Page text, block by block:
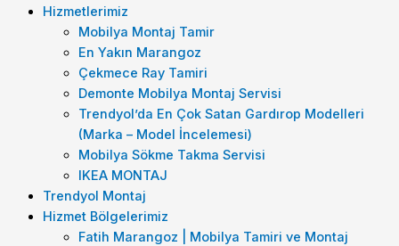
Hizmetlerimiz
Mobilya Montaj Tamir
En Yakın Marangoz
Çekmece Ray Tamiri
Demonte Mobilya Montaj Servisi
Trendyol’da En Çok Satan Gardırop Modelleri
(Marka – Model İncelemesi)
Mobilya Sökme Takma Servisi
IKEA MONTAJ
Trendyol Montaj
Hizmet Bölgelerimiz
Fatih Marangoz | Mobilya Tamiri ve Montaj